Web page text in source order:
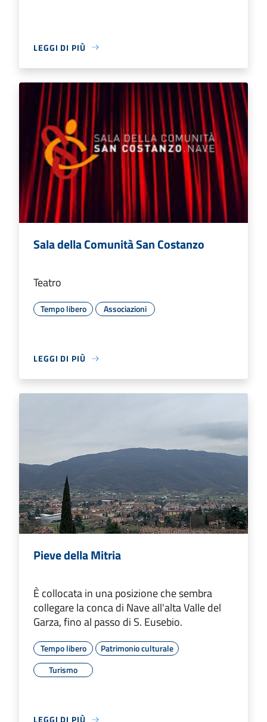
LEGGI DI PIÙ
Sala della Comunità San Costanzo
Teatro
Tempo libero Associazioni
LEGGI DI PIÙ
Pieve della Mitria
È collocata in una posizione che sembra
collegare la conca di Nave all'alta Valle del
Garza, fino al passo di S. Eusebio.
Tempo libero
Patrimonio culturale
Turismo